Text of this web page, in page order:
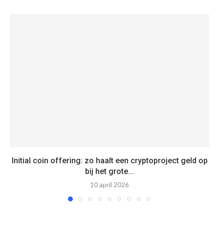
Initial coin offering: zo haalt een cryptoproject geld op
bij het grote...
10 april 2026